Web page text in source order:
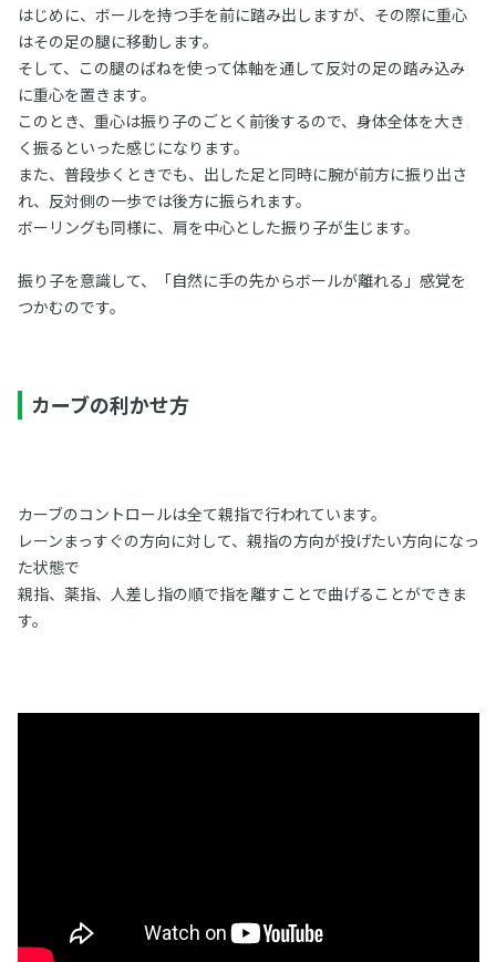
はじめに、ボールを持つ手を前に踏み出しますが、その際に重心
はその足の腿に移動します。
そして、この腿のばねを使って体軸を通して反対の足の踏み込み
に重心を置きます。
このとき、重心は振り子のごとく前後するので、身体全体を大き
く振るといった感じになります。
また、普段歩くときでも、出した足と同時に腕が前方に振り出さ
れ、反対側の一歩では後方に振られます。
ボーリングも同様に、肩を中心とした振り子が生じます。
振り子を意識して、「自然に手の先からボールが離れる」感覚を
つかむのです。
カーブの利かせ方
カーブのコントロールは全て親指で行われています。
レーンまっすぐの方向に対して、親指の方向が投げたい方向になっ
た状態で
親指、薬指、人差し指の順で指を離すことで曲げることができま
す。